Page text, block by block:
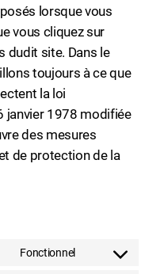
lorsque vous
vous cliquez sur
dudit site. Dans le
toujours à ce que
la loi
janvier 1978 modifiée
des mesures
de protection de la
Fonctionnel
Consent